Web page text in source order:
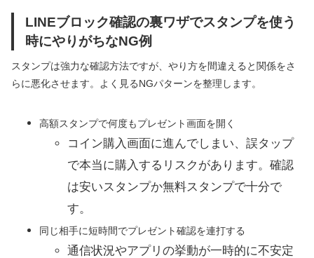
LINEブロック確認の裏ワザでスタンプを使う
時にやりがちなNG例
スタンプは強力な確認方法ですが、やり方を間違えると関係をさ
らに悪化させます。よく見るNGパターンを整理します。
高額スタンプで何度もプレゼント画面を開く
コイン購入画面に進んでしまい、誤タップ
で本当に購入するリスクがあります。確認
は安いスタンプか無料スタンプで十分で
す。
同じ相手に短時間でプレゼント確認を連打する
通信状況やアプリの挙動が一時的に不安定